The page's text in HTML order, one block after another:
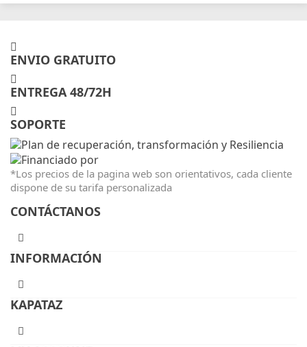
ENVIO GRATUITO
ENTREGA 48/72H
SOPORTE
*Los precios de la pagina web son orientativos, cada cliente
dispone de su tarifa personalizada
CONTÁCTANOS
INFORMACIÓN
KAPATAZ